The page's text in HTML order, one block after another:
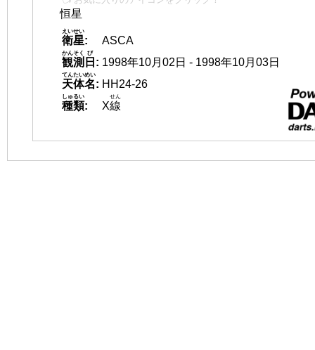
恒星
衛星
えいせい
:
ASCA
観測
かんそく
日
び
: 1998年10月02日 - 1998年10月03日
天体名
てんたいめい
: HH24-26
種類
しゅるい
: X線
せん